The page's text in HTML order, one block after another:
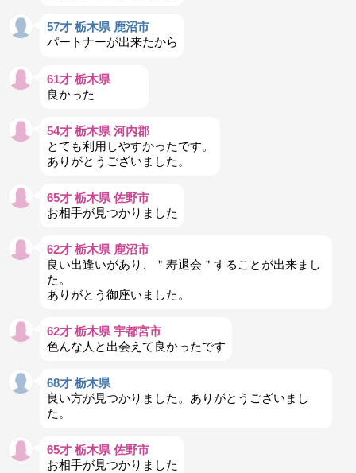
57才 栃木県 鹿沼市
パートナーが出来たから
61才 栃木県
良かった
54才 栃木県 河内郡
とても利用しやすかったです。
ありがとうございました。
65才 栃木県 佐野市
お相手が見つかりました
62才 栃木県 鹿沼市
良い出逢いがあり、＂寿退会＂することが出来まし
た。
ありがとう御座いました。
62才 栃木県 宇都宮市
色んな人と出会えて良かったです
68才 栃木県
良い方が見つかりました。ありがとうございまし
た。
65才 栃木県 佐野市
お相手が見つかりました